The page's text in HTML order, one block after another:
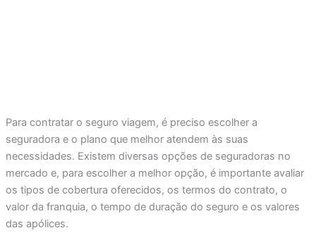
Para contratar o seguro viagem, é preciso escolher a
seguradora e o plano que melhor atendem às suas
necessidades. Existem diversas opções de seguradoras no
mercado e, para escolher a melhor opção, é importante avaliar
os tipos de cobertura oferecidos, os termos do contrato, o
valor da franquia, o tempo de duração do seguro e os valores
das apólices.